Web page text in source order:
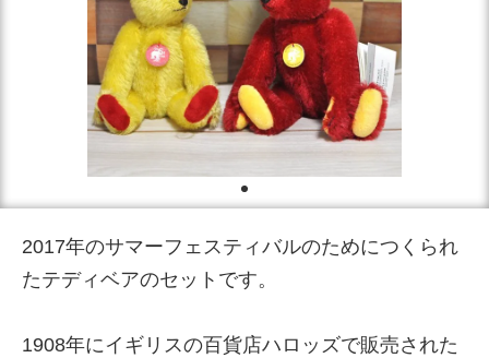
2017年のサマーフェスティバルのためにつくられ
たテディベアのセットです。
1908年にイギリスの百貨店ハロッズで販売された